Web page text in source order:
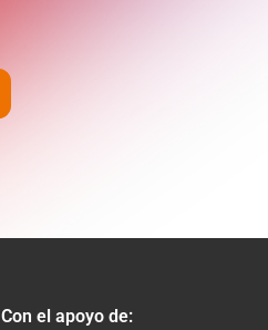
Con el apoyo de: